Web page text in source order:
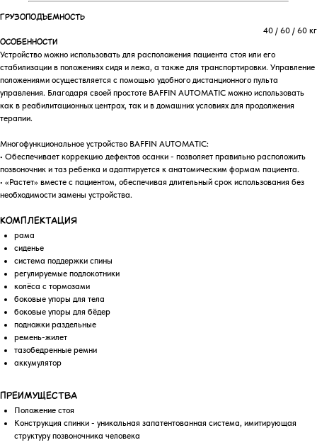
Грузоподъемность
40 / 60 / 60 кг
ОСОБЕННОСТИ
Устройство можно использовать для расположения пациента стоя или его
стабилизации в положениях сидя и лежа, а также для транспортировки. Управление
положениями осуществляется с помощью удобного дистанционного пульта
управления. Благодаря своей простоте BAFFIN AUTOMATIC можно использовать
как в реабилитационных центрах, так и в домашних условиях для продолжения
терапии.
Многофункциональное устройство BAFFIN AUTOMATIC:
• Обеспечивает коррекцию дефектов осанки - позволяет правильно расположить
позвоночник и таз ребенка и адаптируется к анатомическим формам пациента.
• «Растет» вместе с пациентом, обеспечивая длительный срок использования без
необходимости замены устройства.
Комплектация
рама
сиденье
система поддержки спины
регулируемые подлокотники
колёса с тормозами
боковые упоры для тела
боковые упоры для бёдер
подножки раздельные
ремень-жилет
тазобедренные ремни
аккумулятор
Преимущества
Положение стоя
Конструкция спинки - уникальная запатентованная система, имитирующая
структуру позвоночника человека